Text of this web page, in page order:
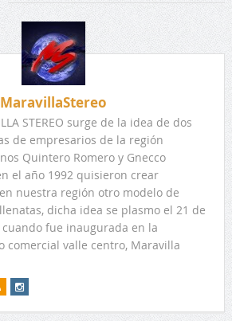
MaravillaStereo
STEREO surge de la idea de dos
de empresarios de la región
Quintero Romero y Gnecco
el año 1992 quisieron crear
nuestra región otro modelo de
dicha idea se plasmo el 21 de
fue inaugurada en la
comercial valle centro, Maravilla